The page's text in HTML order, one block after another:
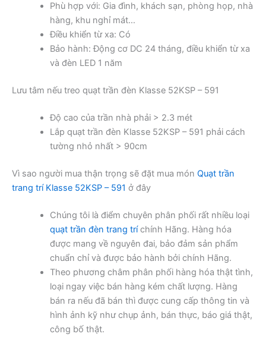
Phù hợp với: Gia đình, khách sạn, phòng họp, nhà
hàng, khu nghỉ mát…
Điều khiển từ xa: Có
Bảo hành: Động cơ DC 24 tháng, điều khiển từ xa
và đèn LED 1 năm
Lưu tâm nếu treo quạt trần đèn Klasse 52KSP – 591
Độ cao của trần nhà phải > 2.3 mét
Lắp quạt trần đèn Klasse 52KSP – 591 phải cách
tường nhỏ nhất > 90cm
Vì sao người mua thận trọng sẽ đặt mua món Quạt trần
trang trí Klasse 52KSP – 591 ở đây
Chúng tôi là điểm chuyên phân phối rất nhiều loại
quạt trần đèn trang tríchính Hãng. Hàng hóa
được mang về nguyên đai, bảo đảm sản phẩm
chuẩn chỉ và được bảo hành bởi chính Hãng.
Theo phương châm phân phối hàng hóa thật tình,
loại ngay việc bán hàng kém chất lượng. Hàng
bán ra nếu đã bán thì được cung cấp thông tin và
hình ảnh kỹ như chụp ảnh, bán thực, báo giá thật,
công bố thật.